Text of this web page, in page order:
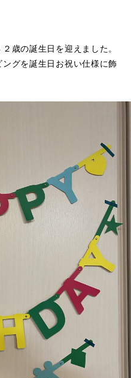
歳の誕生日を迎えました。
グを誕生日お祝い仕様に飾